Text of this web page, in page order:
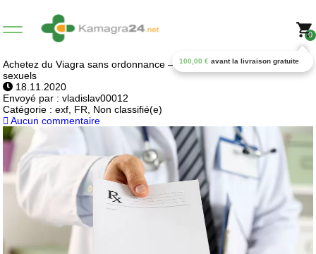
0
100,00 € avant la livraison gratuite
Achetez du Viagra sans ordonnance – large choix de stimulants
sexuels
18.11.2020
Envoyé par :vladislav00012
Catégorie :exf, FR, Non classifié(e)
Aucun commentaire